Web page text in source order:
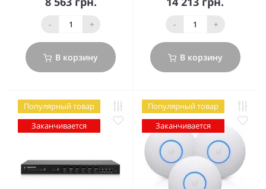
- +
В корзину
- +
В корзину
Популярный товар
Заканчивается
Популярный товар
Заканчивается